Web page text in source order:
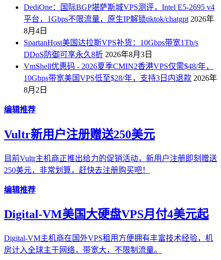
DediOne：国际BGP堪萨斯城VPS测评，Intel E5-2695 v4
平台，1Gbps不限流量，原生IP解锁tiktok/chatgpt 2026年
8月4日
SpartanHost美国达拉斯VPS补货：10Gbps带宽1Tb/s
DDoS防御可享永久8折 2026年8月3日
VmShell优惠码 - 2026夏季CMIN2香港VPS仅需$48/年，
10Gbps带宽美国VPS低至$28/年，支持3日内退款 2026年
8月2日
编辑推荐
Vultr新用户注册赠送250美元
目前Vultr主机商正推出给力的促销活动，新用户注册即刻赠送
250美元，非常划算，赶快去注册购买吧！
编辑推荐
Digital-VM美国大硬盘VPS月付4美元起
Digital-VM主机商在国外VPS租用方便拥有丰富技术经验，机
房计入全球主干网络，带宽大，不限制流量。